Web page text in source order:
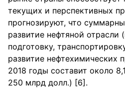
текущих и перспективных
п⁪рогнози⁪р⁪уют, что
⁪развитие нефтяной от⁪расли
подготовк⁪у,
⁪развитие нефтехимических
2018 годы составит около
250 мл⁪рд долл.) [6].